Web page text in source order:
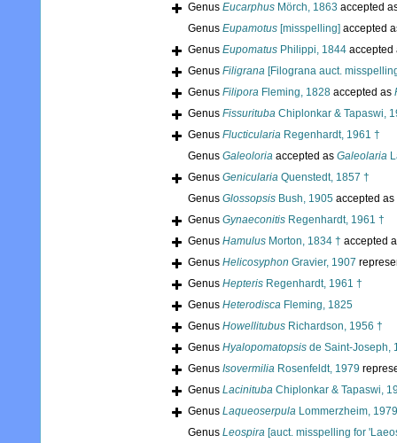
Genus Eucarphus Mörch, 1863 accepted
Genus Eupamotus [misspelling] accepted
Genus Eupomatus Philippi, 1844
Genus Filigrana [Filograna auct.
Genus Filipora Fleming, 1828 accepted as
Genus Fissurituba Chiplonkar & Tapaswi,
Genus Flucticularia Regenhardt, 1961 †
Genus Galeoloria accepted as Galeolaria
Genus Genicularia Quenstedt, 1857 †
Genus Glossopsis Bush, 1905 accepted as
Genus Gynaeconitis Regenhardt, 1961 †
Genus Hamulus Morton, 1834 † accepted
Genus Helicosyphon Gravier, 1907
Genus Hepteris Regenhardt, 1961 †
Genus Heterodisca Fleming, 1825
Genus Howellitubus Richardson, 1956 †
Genus Hyalopomatopsis de Saint-Joseph,
Genus Isovermilia Rosenfeldt, 1979
Genus Lacinituba Chiplonkar & Tapaswi,
Genus Laqueoserpula Lommerzheim,
Genus Leospira [auct. misspelling for